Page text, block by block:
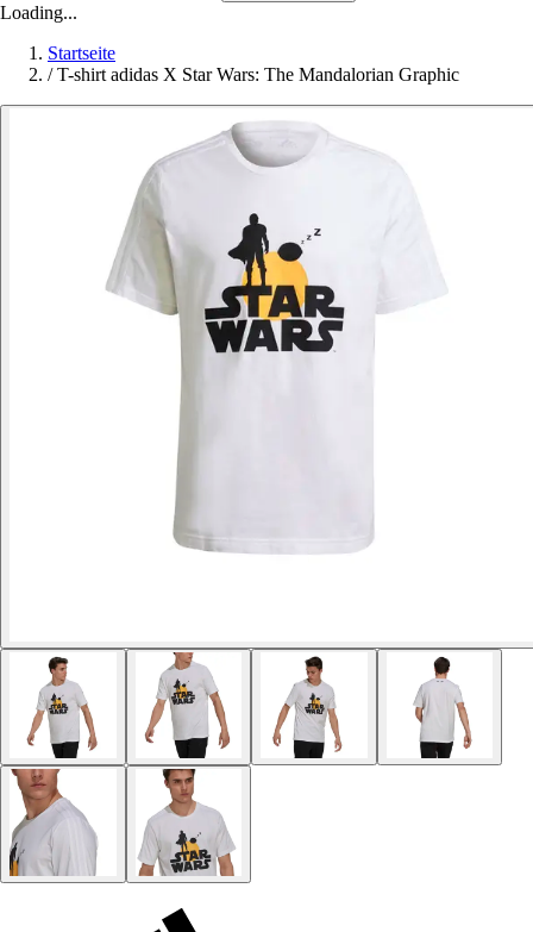
Loading...
Startseite
/ T-shirt adidas X Star Wars: The Mandalorian Graphic